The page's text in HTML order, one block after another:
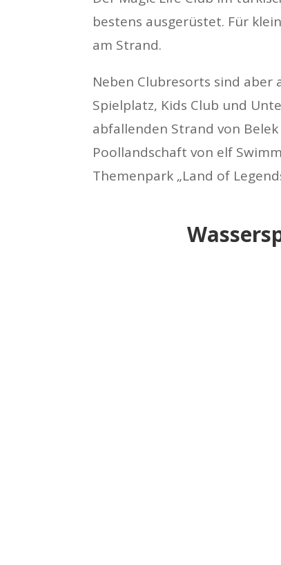
bestens ausgerüstet. Für
am Strand.
Neben Clubresorts sind aber
Spielplatz, Kids Club und
abfallenden Strand von
Poollandschaft von elf
Themenpark „Land of